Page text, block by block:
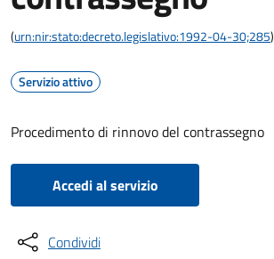
(urn:nir:stato:decreto.legislativo:1992-04-30;285)
Servizio attivo
Procedimento di rinnovo del contrassegno
Accedi al servizio
Condividi